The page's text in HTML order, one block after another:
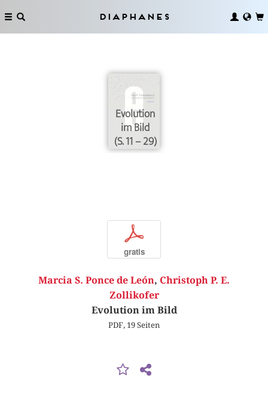
Diaphanes
Evolution
im Bild
(S. 11 – 29)
p
gratis
Marcia S. Ponce de León, Christoph P. E.
Zollikofer
Evolution im Bild
PDF, 19 Seiten